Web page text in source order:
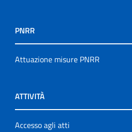
PNRR
Attuazione misure PNRR
ATTIVITÀ
Accesso agli atti